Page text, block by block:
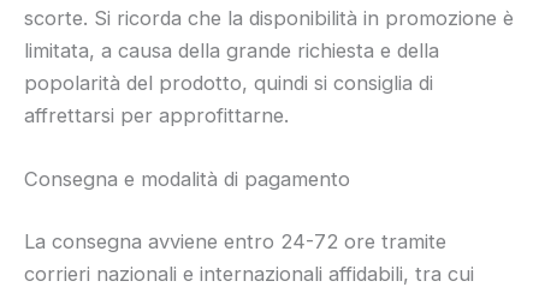
scorte. Si ricorda che la disponibilità in promozione è
limitata, a causa della grande richiesta e della
popolarità del prodotto, quindi si consiglia di
affrettarsi per approfittarne.
Consegna e modalità di pagamento
La consegna avviene entro 24-72 ore tramite
corrieri nazionali e internazionali affidabili, tra cui